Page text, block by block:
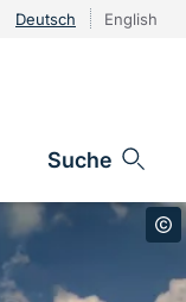
Deutsch English
Suche